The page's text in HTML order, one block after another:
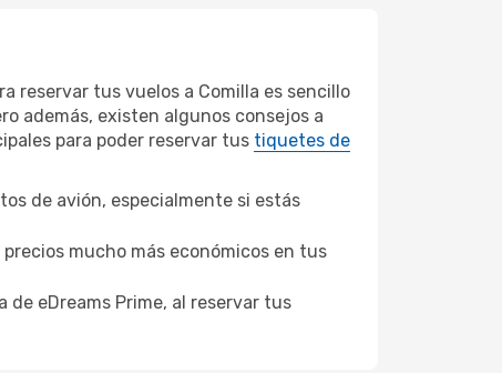
reservar tus vuelos a Comilla es sencillo
además, existen algunos consejos a
para poder reservar tus tiquetes de
de avión, especialmente si estás
mucho más económicos en tus
eDreams Prime, al reservar tus